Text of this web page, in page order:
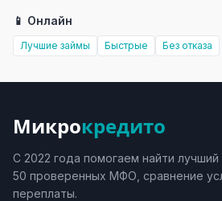
📱 Онлайн
Лучшие займы Быстрые Без отказа
Микрокредито
С 2022 года помогаем найти лучший
50 проверенных МФО, сравнение
переплаты.